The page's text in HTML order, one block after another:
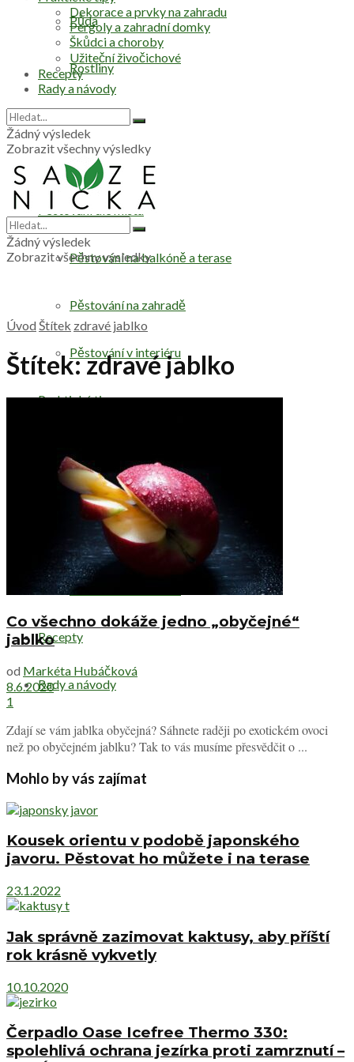
Půda
Rostliny
Zelenina
Pěstování dle místa
Pěstování na balkóně a terase
Pěstování na zahradě
Pěstování v interiéru
Praktické tipy
Pergoly a zahradní domky
Škůdci a choroby
Užiteční živočichové
Recepty
Rady a návody
Dekorace a prvky na zahradu
Pergoly a zahradní domky
Škůdci a choroby
Užiteční živočichové
Recepty
Rady a návody
Žádný výsledek
Zobrazit všechny výsledky
Žádný výsledek
Zobrazit všechny výsledky
Úvod Štítek zdravé jablko
Štítek:zdravé jablko
Co všechno dokáže jedno „obyčejné“
jablko
od Markéta Hubáčková
8.6.2020
1
Zdají se vám jablka obyčejná? Sáhnete raději po exotickém ovoci
než po obyčejném jablku? Tak to vás musíme přesvědčit o ...
Mohlo by vás zajímat
Kousek orientu v podobě japonského
javoru. Pěstovat ho můžete i na terase
23.1.2022
Jak správně zazimovat kaktusy, aby příští
rok krásně vykvetly
10.10.2020
Čerpadlo Oase Icefree Thermo 330:
spolehlivá ochrana jezírka proti zamrznutí –